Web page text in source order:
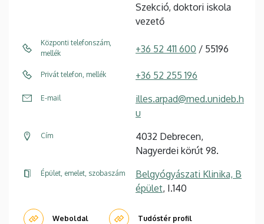
Szekció, doktori iskola
vezető
Központi telefonszám,
mellék
+36 52 411 600 / 55196
Privát telefon, mellék +36 52 255 196
E-mail
illes.arpad@med.unideb.h
u
Cím
4032 Debrecen,
Nagyerdei körút 98.
Épület, emelet, szobaszám
Belgyógyászati Klinika, B
épület, I.140
Weboldal Tudóstér profil